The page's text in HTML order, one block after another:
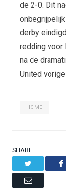
de 2-0. Dit
derby
redding voor
na de
United
HOME
SHARE.
Email